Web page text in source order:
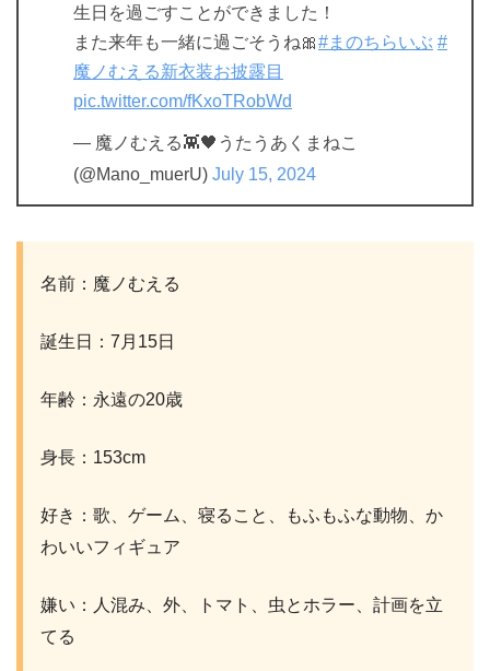
生日を過ごすことができました！
また来年も一緒に過ごそうね🎀#まのちらいぶ #
魔ノむえる新衣装お披露目
pic.twitter.com/fKxoTRobWd
— 魔ノむえる👾🖤うたうあくまねこ
(@Mano_muerU) July 15, 2024
名前：魔ノむえる
誕生日：7月15日
年齢：永遠の20歳
身長：153cm
好き：歌、ゲーム、寝ること、もふもふな動物、か
わいいフィギュア
嫌い：人混み、外、トマト、虫とホラー、計画を立
てる